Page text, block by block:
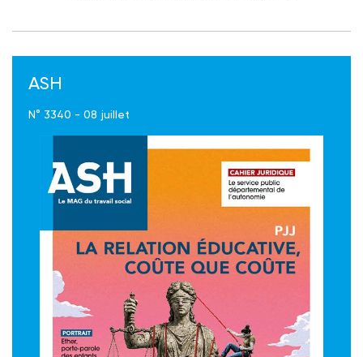
ASH
N° 3340 - 08 juillet